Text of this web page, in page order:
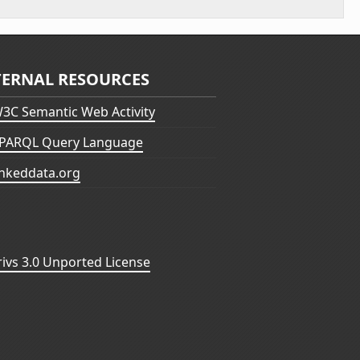
RESOURCES
Semantic Web Activity
Query Language
3.0 Unported License